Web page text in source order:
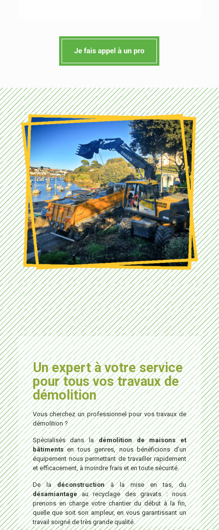
Un expert à votre service
pour tous vos travaux de
démolition
Vous cherchez un professionnel pour vos travaux de
démolition ?
Spécialisés dans ladémolition de maisons et
bâtimentsen tous genres, nous bénéficions d’un
équipement nous permettant de travailler rapidement
et efficacement, à moindre frais et en toute sécurité.
De ladéconstructionà la mise en tas, du
désamiantageau recyclage des gravats : nous
prenons en charge votre chantier du début à la fin,
quelle que soit son ampleur, en vous garantissant un
travail soigné de très grande qualité.